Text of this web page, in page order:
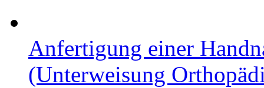
Anfertigung einer
(Unterweisung